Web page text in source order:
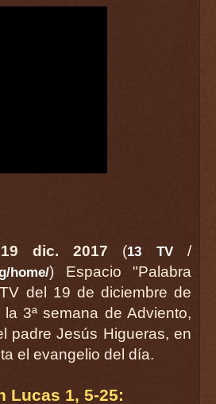
dic. 2017 (13 TV/
home/) Espacio "Palabra
del 19 de diciembre de
3ª semana de Adviento,
padre Jesús Higueras, en
el evangelio del día.
Lucas 1, 5-25: